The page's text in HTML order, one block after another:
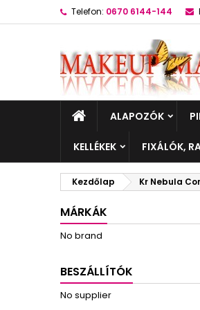
Telefon: 0670 6144-144
ALAPOZÓK
KELLÉKEK FIXÁLÓK,
Kezdőlap Kr Nebula
MÁRKÁK
No brand
BESZÁLLÍTÓK
No supplier